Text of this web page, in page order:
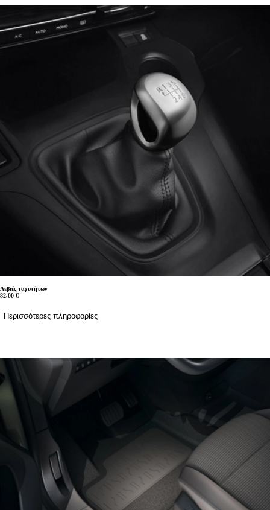
Λεβιές ταχυτήτων
82,00 €
Περισσότερες πληροφορίες